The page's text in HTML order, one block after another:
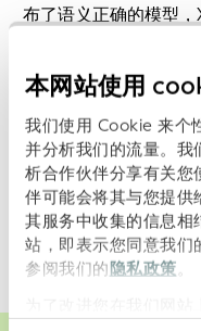
本网站使用
我们使用 Cookie 来个
并分析我们的流量。我
析合作伙伴分享有关您
伴可能会将其与您提供
其服务中收集的信息相
站，即表示您同意我
参阅我们的隐私政策 。
布了语义正确的模型
可供下载的相关文件
下载：适用于 LEI